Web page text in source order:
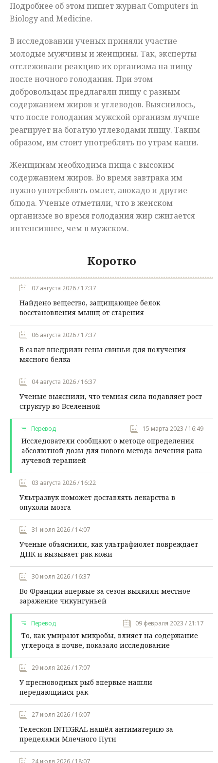
Подробнее об этом пишет журнал Computers in
Biology and Medicine.
В исследовании ученых приняли участие
молодые мужчины и женщины. Так, эксперты
отслеживали реакцию их организма на пищу
после ночного голодания. При этом
добровольцам предлагали пищу с разным
содержанием жиров и углеводов. Выяснилось,
что после голодания мужской организм лучше
реагирует на богатую углеводами пищу. Таким
образом, им стоит употреблять по утрам каши.
Женщинам необходима пища с высоким
содержанием жиров. Во время завтрака им
нужно употреблять омлет, авокадо и другие
блюда. Ученые отметили, что в женском
организме во время голодания жир сжигается
интенсивнее, чем в мужском.
Коротко
07 августа 2026 / 17:37
Найдено вещество, защищающее белок
восстановления мышц от старения
06 августа 2026 / 17:37
В салат внедрили гены свиньи для получения
мясного белка
04 августа 2026 / 16:37
Ученые выяснили, что темная сила подавляет рост
структур во Вселенной
Перевод 15 марта 2023 / 16:49
Исследователи сообщают о методе определения
абсолютной дозы для нового метода лечения рака
лучевой терапией
03 августа 2026 / 16:22
Ультразвук поможет доставлять лекарства в
опухоли мозга
31 июля 2026 / 14:07
Ученые объяснили, как ультрафиолет повреждает
ДНК и вызывает рак кожи
30 июля 2026 / 16:37
Во Франции впервые за сезон выявили местное
заражение чикунгуньей
Перевод 09 февраля 2023 / 21:17
То, как умирают микробы, влияет на содержание
углерода в почве, показало исследование
29 июля 2026 / 17:07
У пресноводных рыб впервые нашли
передающийся рак
27 июля 2026 / 16:07
Телескоп INTEGRAL нашёл антиматерию за
пределами Млечного Пути